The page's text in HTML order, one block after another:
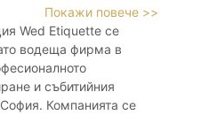
Покажи повече >>
Wed Etiquette се
водеща фирма в
и събитийния
Компанията се